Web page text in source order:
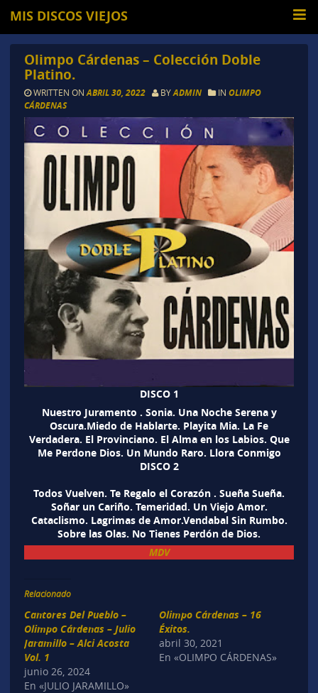
MIS DISCOS VIEJOS
Olimpo Cárdenas – Colección Doble
Platino.
WRITTEN ON ABRIL 30, 2022 BYADMIN IN OLIMPO
CÁRDENAS
DISCO 1
Nuestro Juramento . Sonia. Una Noche Serena y
Oscura.Miedo de Hablarte. Playita Mia. La Fe
Verdadera. El Provinciano. El Alma en los Labios. Que
Me Perdone Dios. Un Mundo Raro. Llora Conmigo
DISCO 2
Todos Vuelven. Te Regalo el Corazón . Sueña Sueña.
Soñar un Cariño. Temeridad. Un Viejo Amor.
Cataclismo. Lagrimas de Amor.Vendabal Sin Rumbo.
Sobre las Olas. No Tienes Perdón de Dios.
MDV
Relacionado
Cantores Del Pueblo –
Olimpo Cárdenas – Julio
Jaramillo – Alci Acosta
Vol. 1
junio 26, 2024
En «JULIO JARAMILLO»
Olimpo Cárdenas – 16
Éxitos.
abril 30, 2021
En «OLIMPO CÁRDENAS»